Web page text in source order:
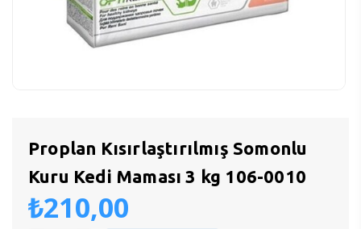
Proplan Kısırlaştırılmış Somonlu
Kuru Kedi Maması 3 kg 106-0010
₺210,00